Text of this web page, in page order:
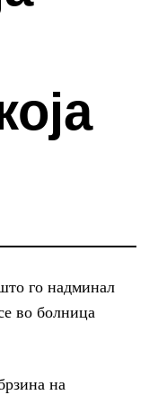
го надминал
во болница
на